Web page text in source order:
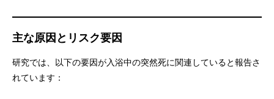
主な原因とリスク要因
研究では、以下の要因が入浴中の突然死に関連していると報告さ
れています：